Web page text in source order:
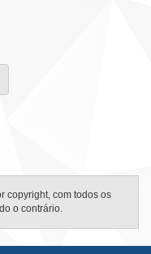
copyright, com todos os
o contrário.